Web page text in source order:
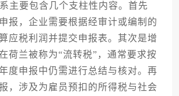
要包含几个支柱性内容。首先
报，企业需要根据经审计或编制的
应税利润并提交申报表。其次是增
荷兰被称为“流转税”，通常要求按
度申报中仍需进行总结与核对。再
，涉及为雇员预扣的所得税与社会